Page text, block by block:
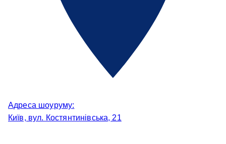
Адреса шоуруму:
Київ, вул. Костянтинівська, 21